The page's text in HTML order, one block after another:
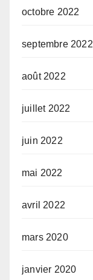
octobre 2022
septembre 2022
août 2022
juillet 2022
juin 2022
mai 2022
avril 2022
mars 2020
janvier 2020